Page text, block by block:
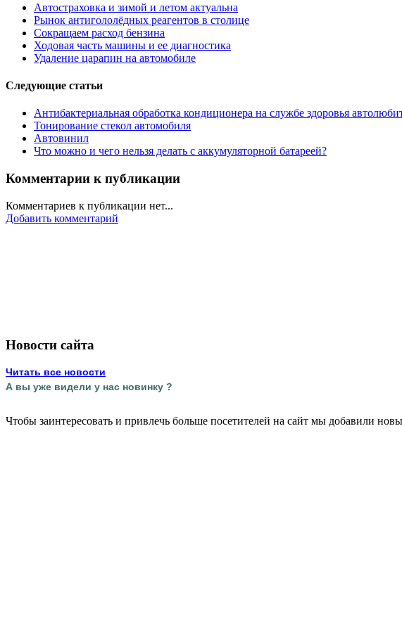
Автостраховка и зимой и летом актуальна
Рынок антигололёдных реагентов в столице
Сокращаем расход бензина
Ходовая часть машины и ее диагностика
Удаление царапин на автомобиле
Следующие статьи
Антибактериальная обработка кондиционера на службе здоровья
Тонирование стекол автомобиля
Автовинил
Что можно и чего нельзя делать с аккумуляторной батареей?
Комментарии к публикации
Комментариев к публикации нет...
Добавить комментарий
Новости сайта
Читать все новости
А вы уже видели у нас новинку ?
Чтобы заинтересовать и привлечь больше посетителей на сайт мы добавили